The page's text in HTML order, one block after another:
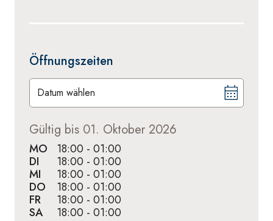
Öffnungszeiten
Datum wählen
Gültig bis 01. Oktober 2026
MO
18:00 - 01:00
DI
18:00 - 01:00
MI
18:00 - 01:00
DO
18:00 - 01:00
FR
18:00 - 01:00
SA
18:00 - 01:00